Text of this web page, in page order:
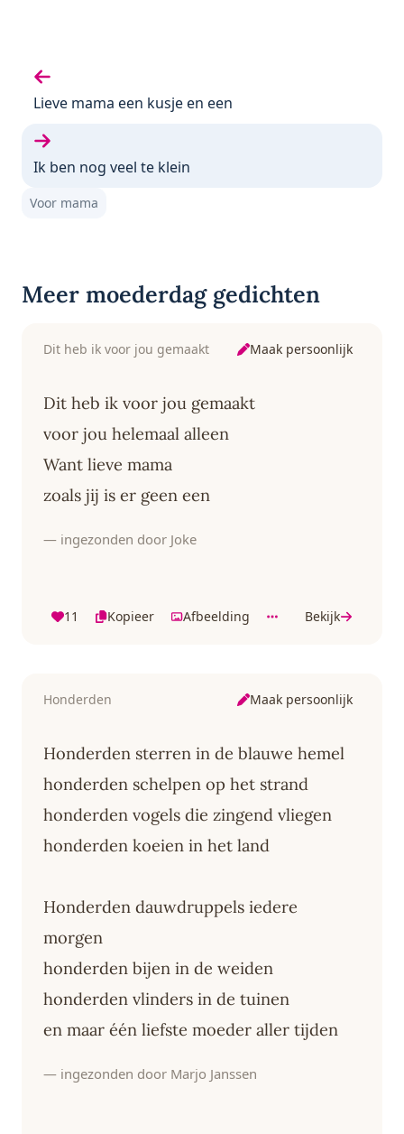
Vorige gedicht:
Lieve mama een kusje en een
Volgende gedicht:
Ik ben nog veel te klein
Voor mama
Meer moederdag gedichten
Dit heb ik voor jou gemaakt Maak persoonlijk
Dit heb ik voor jou gemaakt
voor jou helemaal alleen
Want lieve mama
zoals jij is er geen een
— ingezonden door Joke
11 Kopieer Afbeelding Bekijk
Honderden Maak persoonlijk
Honderden sterren in de blauwe hemel
honderden schelpen op het strand
honderden vogels die zingend vliegen
honderden koeien in het land
Honderden dauwdruppels iedere
morgen
honderden bijen in de weiden
honderden vlinders in de tuinen
en maar één liefste moeder aller tijden
— ingezonden door Marjo Janssen